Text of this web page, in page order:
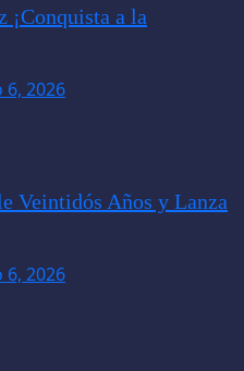
¡Conquista a la
6, 2026
Veintidós Años y Lanza
6, 2026